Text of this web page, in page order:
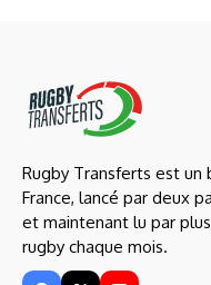
Rugby Transferts est un
France, lancé par deux
et maintenant lu par
rugby chaque mois.